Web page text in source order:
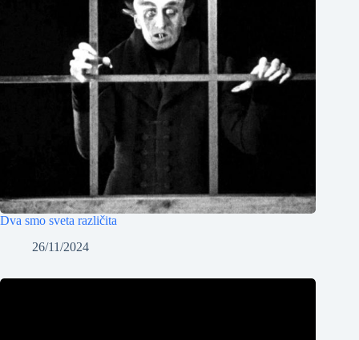
Dva smo sveta različita
26/11/2024